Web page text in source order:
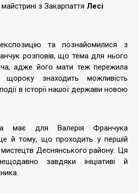
майстрині з Закарпаття Лесі
та познайомилися з
розповів, що тема для нього
адже його мати теж пережила
знаходить можливість
події в історії нашої держави новою
має для Валерія Франчука
й тому, що проходить у першій
мистецтв Деснянського району. Ця
завдяки ініціативі й